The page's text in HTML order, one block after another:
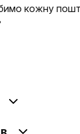
кожну